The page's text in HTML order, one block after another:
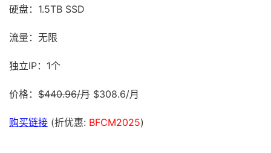
硬盘：1.5TB SSD
流量：无限
独立IP：1个
价格： $440.96/月 $308.6/月
购买链接 (折优惠: BFCM2025)